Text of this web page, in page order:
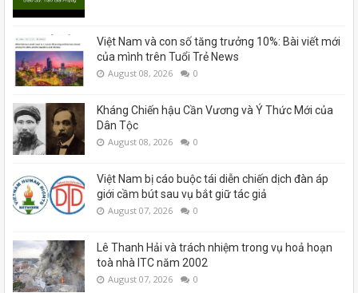
Việt Nam và con số tăng trưởng 10%: Bài viết mới
của mình trên Tuổi Trẻ News
August 08, 2026 0
Kháng Chiến hậu Cần Vương và Ý Thức Mới của
Dân Tộc
August 08, 2026 0
Việt Nam bị cáo buộc tái diễn chiến dịch đàn áp
giới cầm bút sau vụ bắt giữ tác giả
August 07, 2026 0
Lê Thanh Hải và trách nhiệm trong vụ hoả hoạn
toà nhà ITC năm 2002
August 07, 2026 0